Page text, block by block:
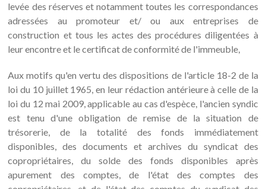
levée des réserves et notamment toutes les correspondances
adressées au promoteur et/ ou aux entreprises de
construction et tous les actes des procédures diligentées à
leur encontre et le certificat de conformité de l'immeuble,
Aux motifs qu'en vertu des dispositions de l'article 18-2 de la
loi du 10 juillet 1965, en leur rédaction antérieure à celle de la
loi du 12 mai 2009, applicable au cas d'espèce, l'ancien syndic
est tenu d'une obligation de remise de la situation de
trésorerie, de la totalité des fonds immédiatement
disponibles, des documents et archives du syndicat des
copropriétaires, du solde des fonds disponibles après
apurement des comptes, de l'état des comptes des